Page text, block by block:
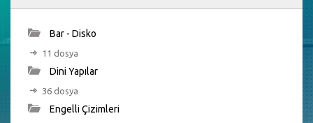
Bar - Disko
11 dosya
Dini Yapılar
36 dosya
Engelli Çizimleri